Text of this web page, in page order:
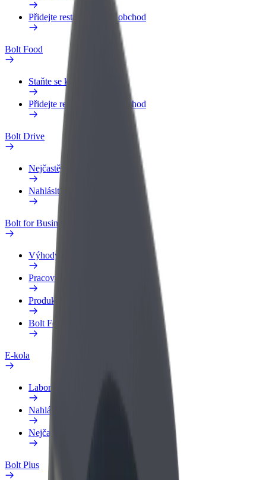
Přidejte restauraci nebo obchod
Bolt Food
Staňte se kurýrem
Přidejte restauraci nebo obchod
Bolt Drive
Nejčastější otázky
Nahlásit vozidlo
Bolt for Business
Výhody
Pracovní profil
Produkty
Bolt Food pro Business
E-kola
Laboratoř bezpečnosti
Nahlásit problém
Nejčastější otázky
Bolt Plus